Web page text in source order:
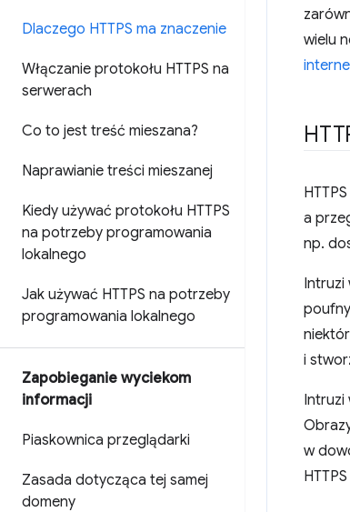
Dlaczego HTTPS ma znaczenie
Włączanie protokołu HTTPS na
serwerach
Co to jest treść mieszana?
Naprawianie treści mieszanej
Kiedy używać protokołu HTTPS
na potrzeby programowania
lokalnego
Jak używać HTTPS na potrzeby
programowania lokalnego
Zapobieganie wyciekom
informacji
Piaskownica przeglądarki
Zasada dotycząca tej samej
domeny
wielu
a
np.
Intruzi
i
Intruzi
w